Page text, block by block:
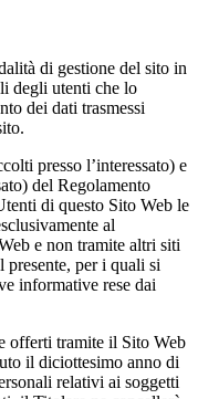
di gestione del sito in
degli utenti che lo
dei dati trasmessi
presso l’interessato) e
del Regolamento
di questo Sito Web le
al
e non tramite altri siti
per i quali si
informative rese dai
offerti tramite il Sito Web
il diciottesimo anno di
relativi ai soggetti